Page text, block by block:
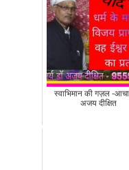
स्वाभिमान की गज़ल -
अजय दीक्षित